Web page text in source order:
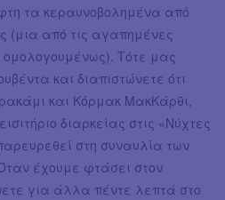
τα κεραυνοβολημένα από
(μια από τις αγαπημένες
Τότε μας
και διαπιστώνετε ότι
και Κόρμακ ΜακΚάρθι,
διαρκείας στις «Νύχτες
στη συναυλία των
έχουμε φτάσει στον
για άλλα πέντε λεπτά στο